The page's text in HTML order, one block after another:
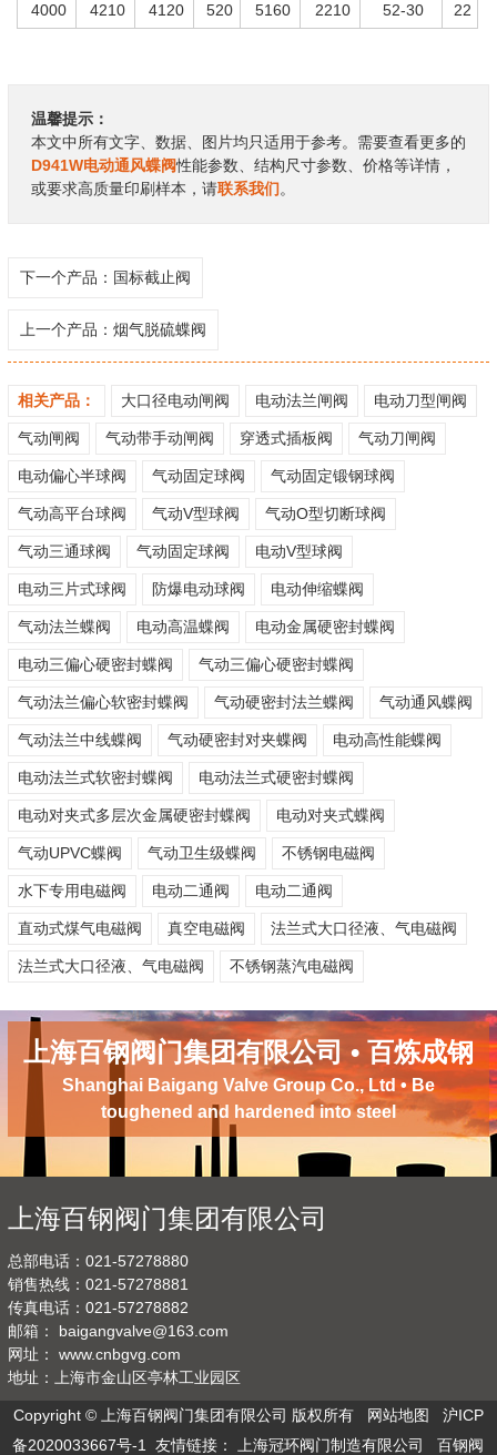
4000
4210 4120 520 5160 2210 52-30 22
温馨提示：
本文中所有文字、数据、图片均只适用于参考。需要查看更多的
D941W电动通风蝶阀性能参数、结构尺寸参数、价格等详情，
或要求高质量印刷样本，请联系我们。
下一个产品： 国标截止阀
上一个产品： 烟气脱硫蝶阀
相关产品： 大口径电动闸阀 电动法兰闸阀 电动刀型闸阀
气动闸阀 气动带手动闸阀 穿透式插板阀 气动刀闸阀
电动偏心半球阀 气动固定球阀 气动固定锻钢球阀
气动高平台球阀 气动V型球阀 气动O型切断球阀
气动三通球阀 气动固定球阀 电动V型球阀
电动三片式球阀 防爆电动球阀 电动伸缩蝶阀
气动法兰蝶阀 电动高温蝶阀 电动金属硬密封蝶阀
电动三偏心硬密封蝶阀 气动三偏心硬密封蝶阀
气动法兰偏心软密封蝶阀 气动硬密封法兰蝶阀 气动通风蝶阀
气动法兰中线蝶阀 气动硬密封对夹蝶阀 电动高性能蝶阀
电动法兰式软密封蝶阀 电动法兰式硬密封蝶阀
电动对夹式多层次金属硬密封蝶阀 电动对夹式蝶阀
气动UPVC蝶阀 气动卫生级蝶阀 不锈钢电磁阀
水下专用电磁阀 电动二通阀 电动二通阀
直动式煤气电磁阀 真空电磁阀 法兰式大口径液、气电磁阀
法兰式大口径液、气电磁阀 不锈钢蒸汽电磁阀
上海百钢阀门集团有限公司 • 百炼成钢
Shanghai Baigang Valve Group Co., Ltd • Be
toughened and hardened into steel
上海百钢阀门集团有限公司
总部电话：021-57278880
销售热线：021-57278881
传真电话：021-57278882
邮箱： baigangvalve@163.com
网址： www.cnbgvg.com
地址：上海市金山区亭林工业园区
Copyright © 上海百钢阀门集团有限公司 版权所有 网站地图
沪ICP
备2020033667号-1 友情链接：上海冠环阀门制造有限公司 百钢阀